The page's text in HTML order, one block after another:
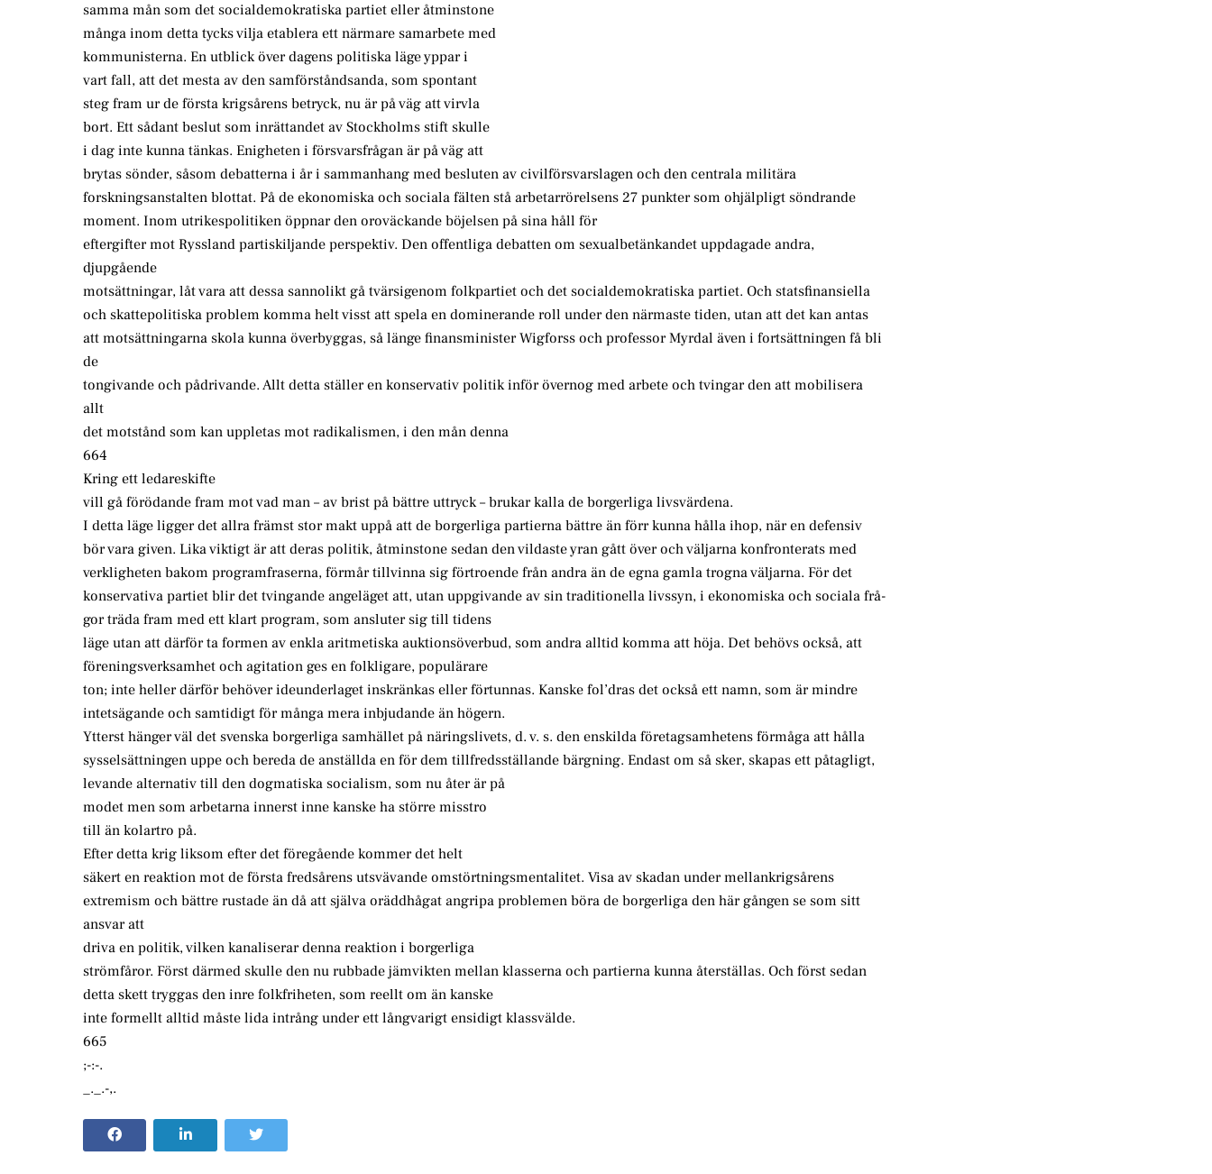
samma mån som det socialdemokratiska partiet eller åtminstone
många inom detta tycks vilja etablera ett närmare samarbete med
kommunisterna. En utblick över dagens politiska läge yppar i
vart fall, att det mesta av den samförståndsanda, som spontant
steg fram ur de första krigsårens betryck, nu är på väg att virvla
bort. Ett sådant beslut som inrättandet av Stockholms stift skulle
i dag inte kunna tänkas. Enigheten i försvarsfrågan är på väg att
brytas sönder, såsom debatterna i år i sammanhang med besluten av civilförsvarslagen och den centrala militära
forskningsanstalten blottat. På de ekonomiska och sociala fälten stå arbetarrörelsens 27 punkter som ohjälpligt söndrande
moment. Inom utrikespolitiken öppnar den oroväckande böjelsen på sina håll för
eftergifter mot Ryssland partiskiljande perspektiv. Den offentliga debatten om sexualbetänkandet uppdagade andra,
djupgående
motsättningar, låt vara att dessa sannolikt gå tvärsigenom folkpartiet och det socialdemokratiska partiet. Och statsfinansiella
och skattepolitiska problem komma helt visst att spela en dominerande roll under den närmaste tiden, utan att det kan antas
att motsättningarna skola kunna överbyggas, så länge finansminister Wigforss och professor Myrdal även i fortsättningen få bli
de
tongivande och pådrivande. Allt detta ställer en konservativ politik inför övernog med arbete och tvingar den att mobilisera
allt
det motstånd som kan uppletas mot radikalismen, i den mån denna
664
Kring ett ledareskifte
vill gå förödande fram mot vad man – av brist på bättre uttryck – brukar kalla de borgerliga livsvärdena.
I detta läge ligger det allra främst stor makt uppå att de borgerliga partierna bättre än förr kunna hålla ihop, när en defensiv
bör vara given. Lika viktigt är att deras politik, åtminstone sedan den vildaste yran gått över och väljarna konfronterats med
verkligheten bakom programfraserna, förmår tillvinna sig förtroende från andra än de egna gamla trogna väljarna. För det
konservativa partiet blir det tvingande angeläget att, utan uppgivande av sin traditionella livssyn, i ekonomiska och sociala frå-
gor träda fram med ett klart program, som ansluter sig till tidens
läge utan att därför ta formen av enkla aritmetiska auktionsöverbud, som andra alltid komma att höja. Det behövs också, att
föreningsverksamhet och agitation ges en folkligare, populärare
ton; inte heller därför behöver ideunderlaget inskränkas eller förtunnas. Kanske fol’dras det också ett namn, som är mindre
intetsägande och samtidigt för många mera inbjudande än högern.
Ytterst hänger väl det svenska borgerliga samhället på näringslivets, d. v. s. den enskilda företagsamhetens förmåga att hålla
sysselsättningen uppe och bereda de anställda en för dem tillfredsställande bärgning. Endast om så sker, skapas ett påtagligt,
levande alternativ till den dogmatiska socialism, som nu åter är på
modet men som arbetarna innerst inne kanske ha större misstro
till än kolartro på.
Efter detta krig liksom efter det föregående kommer det helt
säkert en reaktion mot de första fredsårens utsvävande omstörtningsmentalitet. Visa av skadan under mellankrigsårens
extremism och bättre rustade än då att själva oräddhågat angripa problemen böra de borgerliga den här gången se som sitt
ansvar att
driva en politik, vilken kanaliserar denna reaktion i borgerliga
strömfåror. Först därmed skulle den nu rubbade jämvikten mellan klasserna och partierna kunna återställas. Och först sedan
detta skett tryggas den inre folkfriheten, som reellt om än kanske
inte formellt alltid måste lida intrång under ett långvarigt ensidigt klassvälde.
665
;-:-.
_._.-,.